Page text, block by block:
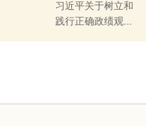
习近平关于树立和
践行正确政绩观论